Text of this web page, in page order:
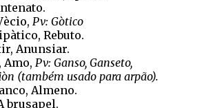
Pv: Gòtico
Rebuto.
Anunsiar.
Amo, Pv: Ganso, Ganseto,
(também usado para arpão).
Almeno.
brusapel.